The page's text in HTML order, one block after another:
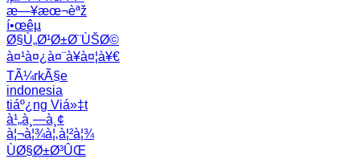
æ—¥æœ¬èªž
í•œêµ­
Ø§Ù„Ø¹Ø±Ø¨ÙŠØ©
à¤¹à¤¿à¤¨à¥à¤¦à¥€
TÃ¼rkÃ§e
indonesia
tiáº¿ng Viá»‡t
à¹„à¸—à¸¢
à¦¬à¦¾à¦‚à¦²à¦¾
ÙØ§Ø±Ø³ÛŒ